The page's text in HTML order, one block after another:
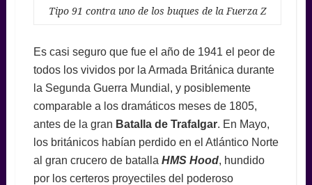
Tipo 91 contra uno de los buques de la Fuerza Z
Es casi seguro que fue el año de 1941 el peor de
todos los vividos por la Armada Británica durante
la Segunda Guerra Mundial, y posiblemente
comparable a los dramáticos meses de 1805,
antes de la gran Batalla de Trafalgar. En Mayo,
los británicos habían perdido en el Atlántico Norte
al gran crucero de batalla HMS Hood, hundido
por los certeros proyectiles del poderoso